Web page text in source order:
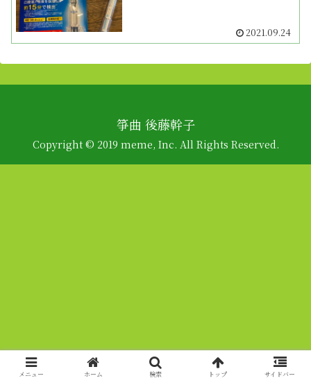
2021.09.24
箏曲 後藤幹子
Copyright © 2019 meme, Inc. All Rights Reserved.
メニュー ホーム 検索 トップ サイドバー